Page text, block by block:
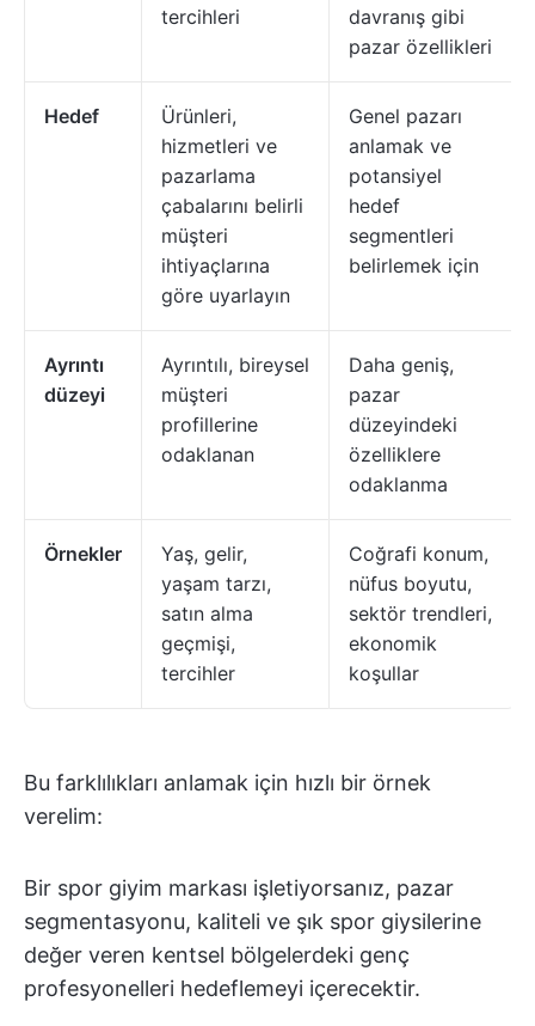
tercihleri
davranış gibi
pazar özellikleri
Hedef
Ürünleri,
hizmetleri ve
pazarlama
çabalarını belirli
müşteri
ihtiyaçlarına
göre uyarlayın
Genel pazarı
anlamak ve
potansiyel
hedef
segmentleri
belirlemek için
Ayrıntı
düzeyi
Ayrıntılı, bireysel
müşteri
profillerine
odaklanan
Daha geniş,
pazar
düzeyindeki
özelliklere
odaklanma
Örnekler
Yaş, gelir,
yaşam tarzı,
satın alma
geçmişi,
tercihler
Coğrafi konum,
nüfus boyutu,
sektör trendleri,
ekonomik
koşullar
Bu farklılıkları anlamak için hızlı bir örnek
verelim:
Bir spor giyim markası işletiyorsanız, pazar
segmentasyonu, kaliteli ve şık spor giysilerine
değer veren kentsel bölgelerdeki genç
profesyonelleri hedeflemeyi içerecektir.